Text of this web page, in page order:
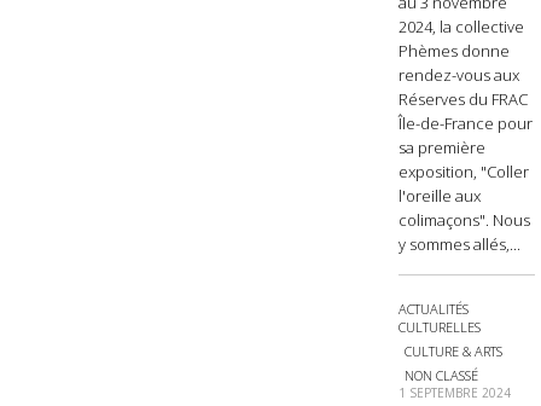
2024, la collective
Phèmes donne
rendez-vous aux
Réserves du FRAC
Île-de-France pour
sa première
exposition, "Coller
l'oreille aux
colimaçons". Nous
y sommes allés,...
ACTUALITÉS
CULTURELLES
CULTURE & ARTS
NON CLASSÉ
1 SEPTEMBRE 2024